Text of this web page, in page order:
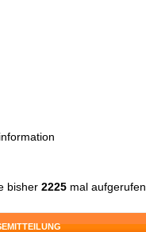
bisher 2225 mal aufgerufen.